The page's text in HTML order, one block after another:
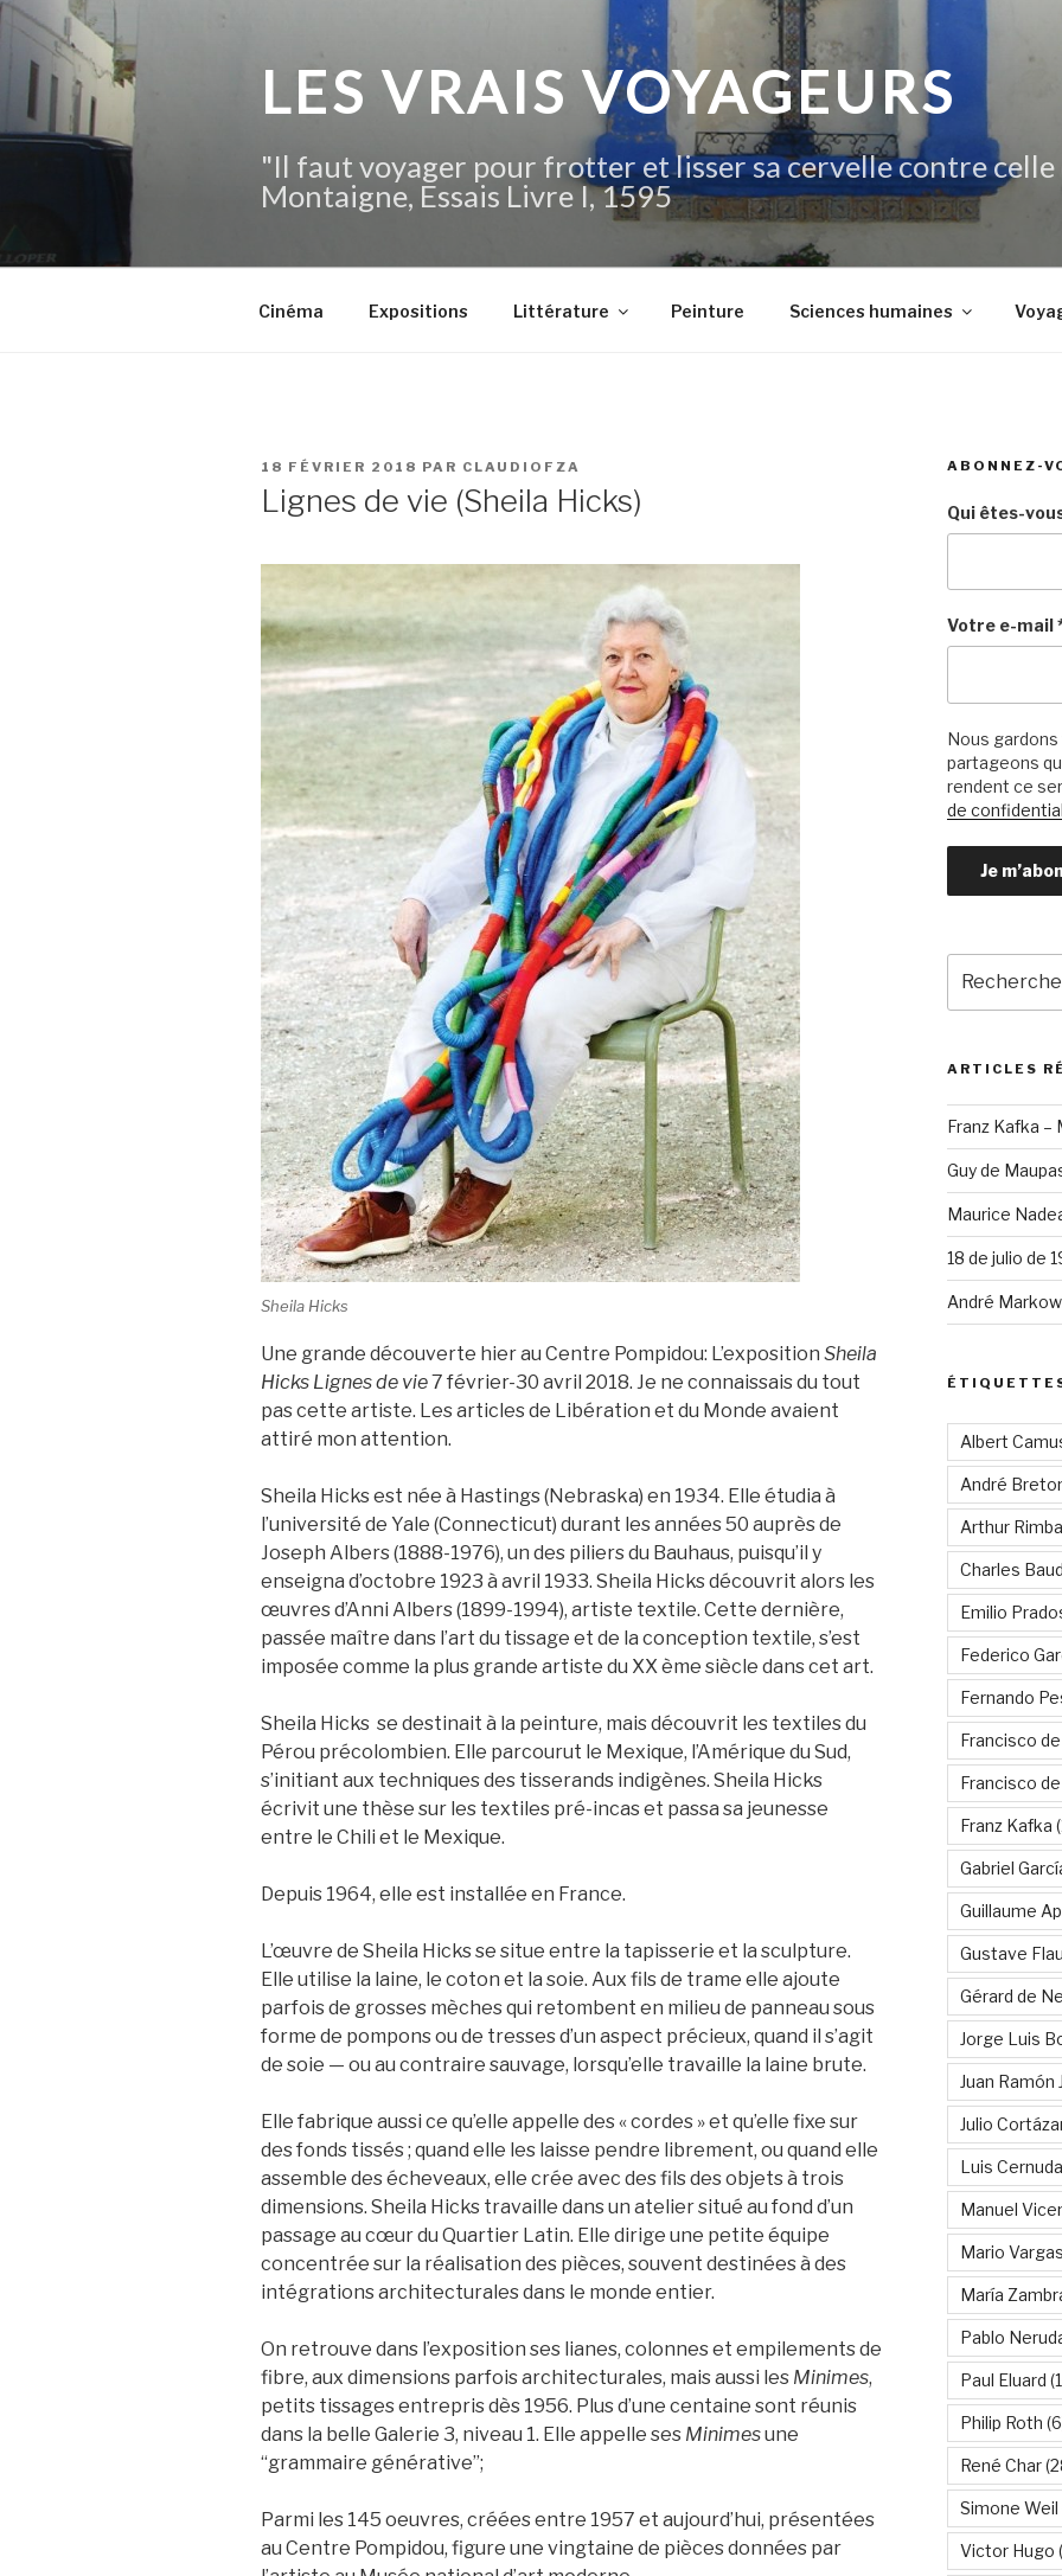
Aller
contenu
principal
LES VRAIS VOYAGEURS
"Il faut voyager pour frotter et lisser sa cervelle contre
Montaigne, Essais Livre I, 1595
Cinéma Expositions Littérature Peinture Sciences humaines
PUBLIÉ
18 FÉVRIER 2018 PAR CLAUDIOFZA
Lignes de vie (Sheila Hicks)
Sheila Hicks
Une grande découverte hier au Centre Pompidou: L’exposition Sheila
Hicks Lignes de vie7 février-30 avril 2018. Je ne connaissais du tout
pas cette artiste. Les articles de Libération et du Monde avaient
attiré mon attention.
Sheila Hicks est née à Hastings (Nebraska) en 1934. Elle étudia à
l’université de Yale (Connecticut) durant les années 50 auprès de
Joseph Albers (1888-1976), un des piliers du Bauhaus, puisqu’il y
enseigna d’octobre 1923 à avril 1933. Sheila Hicks découvrit alors les
œuvres d’Anni Albers (1899-1994), artiste textile. Cette dernière,
passée maître dans l’art du tissage et de la conception textile, s’est
imposée comme la plus grande artiste du XX ème siècle dans cet art.
Sheila Hicks se destinait à la peinture, mais découvrit les textiles du
Pérou précolombien. Elle parcourut le Mexique, l’Amérique du Sud,
s’initiant aux techniques des tisserands indigènes. Sheila Hicks
écrivit une thèse sur les textiles pré-incas et passa sa jeunesse
entre le Chili et le Mexique.
Depuis 1964, elle est installée en France.
L’œuvre de Sheila Hicks se situe entre la tapisserie et la sculpture.
Elle utilise la laine, le coton et la soie. Aux fils de trame elle ajoute
parfois de grosses mèches qui retombent en milieu de panneau sous
forme de pompons ou de tresses d’un aspect précieux, quand il s’agit
de soie — ou au contraire sauvage, lorsqu’elle travaille la laine brute.
Elle fabrique aussi ce qu’elle appelle des « cordes » et qu’elle fixe sur
des fonds tissés ; quand elle les laisse pendre librement, ou quand elle
assemble des écheveaux, elle crée avec des fils des objets à trois
dimensions. Sheila Hicks travaille dans un atelier situé au fond d’un
passage au cœur du Quartier Latin. Elle dirige une petite équipe
concentrée sur la réalisation des pièces, souvent destinées à des
intégrations architecturales dans le monde entier.
On retrouve dans l’exposition ses lianes, colonnes et empilements de
fibre, aux dimensions parfois architecturales, mais aussi les Minimes,
petits tissages entrepris dès 1956. Plus d’une centaine sont réunis
dans la belle Galerie 3, niveau 1. Elle appelle ses Minimesune
“grammaire générative”;
Parmi les 145 oeuvres, créées entre 1957 et aujourd’hui, présentées
au Centre Pompidou, figure une vingtaine de pièces données par
ABONNEZ-
Qui êtes-
Votre e-mail
Nous
partageons
rendent ce
de
pour
:
ARTICLES
Franz Kafka –
Guy de
Maurice
18 de julio de
André
Albert
André
Arthur
Charles
Emilio
Federico
Fernando
Francisco
Francisco
Franz Kafka
Gabriel
Guillaume
Gustave
Gérard de
Jorge Luis
Juan Ramón
Julio
Luis Cernuda
Manuel
Mario
María
Pablo
Paul Eluard
Philip Roth
René Char
Simone Weil
Victor Hugo